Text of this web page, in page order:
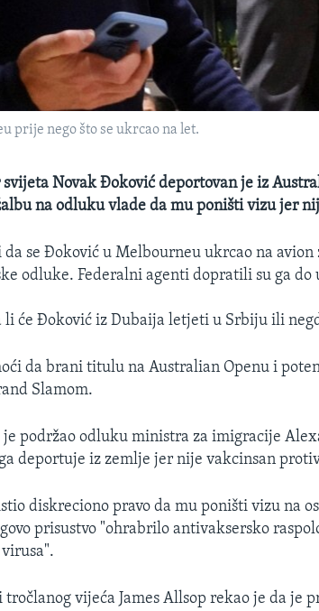
prije nego što se ukrcao na let.
Novak Đoković deportovan je iz
na odluku vlade da mu poništi vizu jer
da se Đoković u Melbourneu ukrcao na
odluke. Federalni agenti dopratili su ga do
li će Đoković iz Dubaija letjeti u Srbiju ili
da brani titulu na Australian Openu i
Slamom.
podržao odluku ministra za imigracije
deportuje iz zemlje jer nije vakcinsan
diskreciono pravo da mu poništi vizu na
prisustvo "ohrabrilo antivaksersko
tročlanog vijeća James Allsop rekao je da je